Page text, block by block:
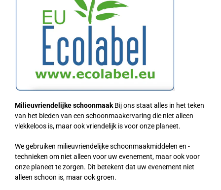
Milieuvriendelijke schoonmaakBij ons staat alles in het teken
van het bieden van een schoonmaakervaring die niet alleen
vlekkeloos is, maar ook vriendelijk is voor onze planeet.
We gebruiken milieuvriendelijke schoonmaakmiddelen en -
technieken om niet alleen voor uw evenement, maar ook voor
onze planeet te zorgen. Dit betekent dat uw evenement niet
alleen schoon is, maar ook groen.